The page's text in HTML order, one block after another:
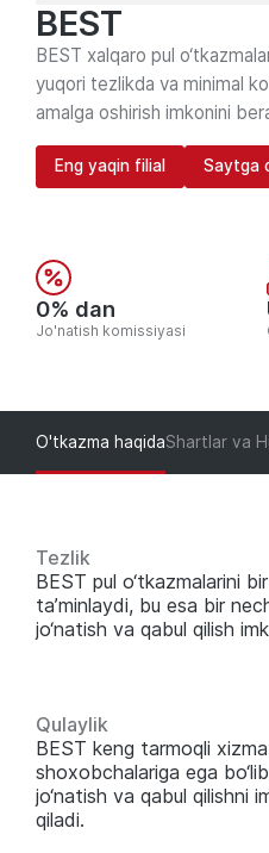
BEST
BEST xalqaro pul
yuqori tezlikda va minimal
amalga oshirish imkonini
Eng yaqin filial Saytga
0% dan
Jo'natish komissiyasi
O'tkazma haqidaShartlar va
Tezlik
BEST pul o‘tkazmalarini
ta’minlaydi, bu esa bir
jo‘natish va qabul qilish
Qulaylik
BEST keng tarmoqli
shoxobchalariga ega
jo‘natish va qabul qilishni
qiladi.